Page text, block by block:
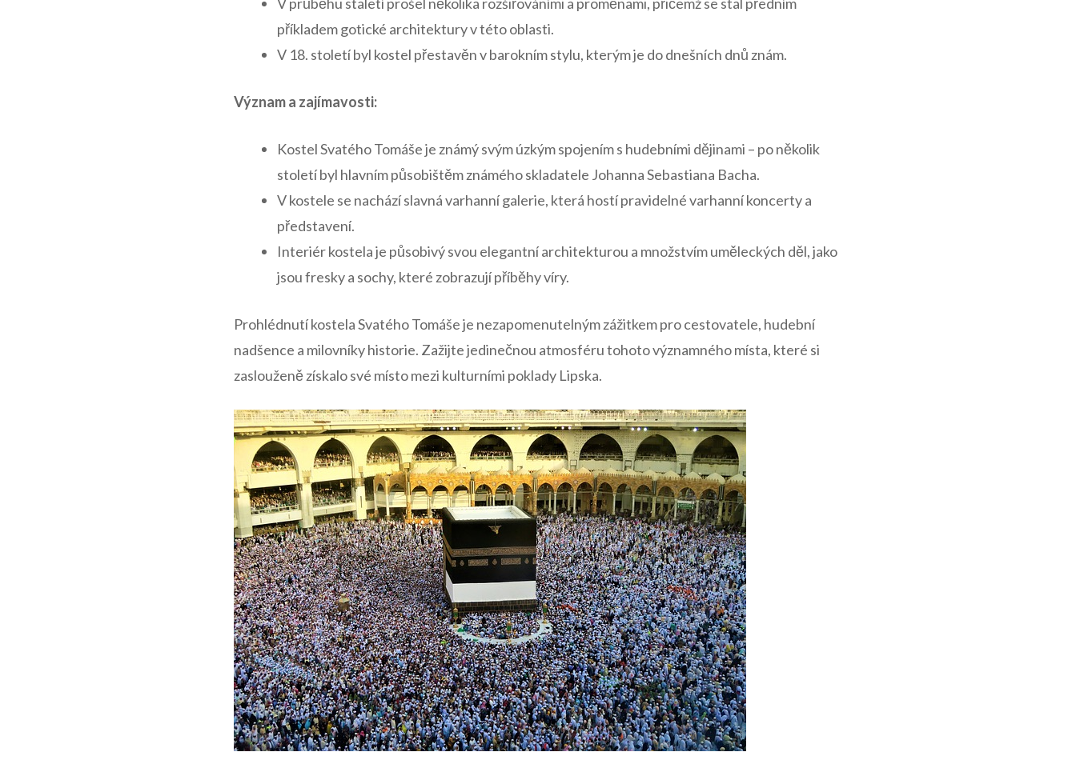
⁣příkladem gotické architektury v této oblasti.
V‌ 18. století byl kostel přestavěn v⁣ barokním stylu, ⁢kterým ​je do dnešních dnů znám.
Význam ⁤a zajímavosti:
Kostel ⁣Svatého Tomáše je známý⁣ svým úzkým spojením s⁣ hudebními dějinami – po několik⁢
století​ byl hlavním ​působištěm známého skladatele‌ Johanna Sebastiana ​Bacha.
V⁢ kostele se nachází slavná varhanní​ galerie, ‍která hostí pravidelné ⁢varhanní‍ koncerty a⁢
představení.
Interiér kostela je působivý svou elegantní architekturou‍ a‌ množstvím uměleckých děl, jako
jsou fresky a sochy, které zobrazují ​příběhy víry.
Prohlédnutí kostela ‍Svatého Tomáše je nezapomenutelným ‌zážitkem⁤ pro‍ cestovatele, hudební⁣
nadšence‌ a milovníky historie. Zažijte jedinečnou atmosféru tohoto významného⁣ místa, které⁤ si
‌zaslouženě​ získalo své místo mezi kulturními poklady Lipska.